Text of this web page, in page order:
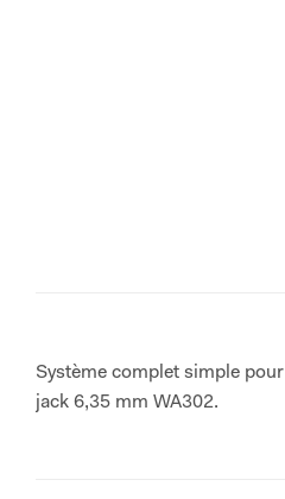
Système complet simple
jack 6,35 mm WA302.